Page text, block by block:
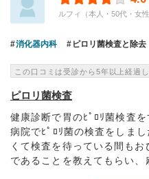
ルフィ（本人・50代・女
消化器内科 ピロリ菌検査と除去
この口コミは受診から5年以上経過し
ピロリ菌検査
健康診断で胃のﾋﾟﾛﾘ菌検査
病院でﾋﾟﾛﾘ菌の検査をしま
くて検査を待っている間も
であることを教えてもらい、